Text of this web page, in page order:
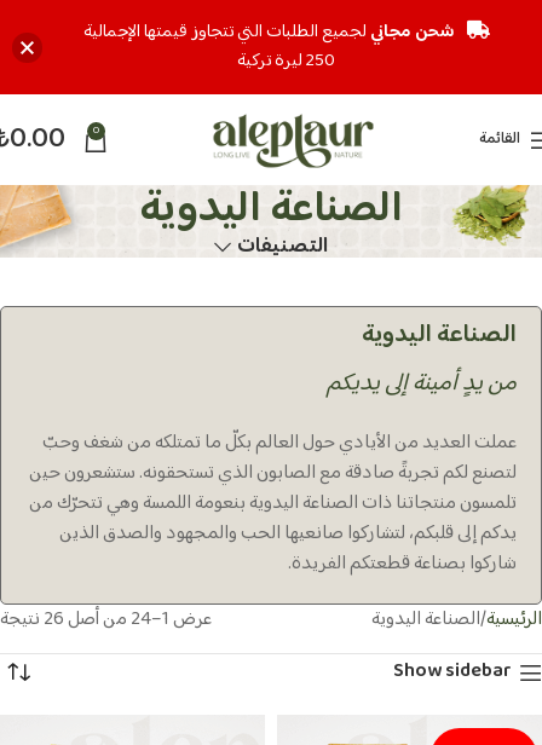
القائمة 0
0.00
الصناعة اليدوية
التصنيفات
الصناعة اليدوية
من يدٍ أمينة إلى يديكم
عملت العديد من الأيادي حول العالم بكلّ ما تمتلكه من شغف وحبّ
لتصنع لكم تجربةً صادقة مع الصابون الذي تستحقونه. ستشعرون حين
تلمسون منتجاتنا ذات الصناعة اليدوية بنعومة اللمسة وهي تتحرّك من
يدكم إلى قلبكم، لتشاركوا صانعيها الحب والمجهود والصدق الذين
شاركوا بصناعة قطعتكم الفريدة.
الرئيسية الصناعة اليدوية
عرض 1–24 من أصل 26 نتيجة
Show sidebar
شحن مجاني لجميع الطلبات التي تتجاوز قيمتها الإجمالية
250 ليرة تركية